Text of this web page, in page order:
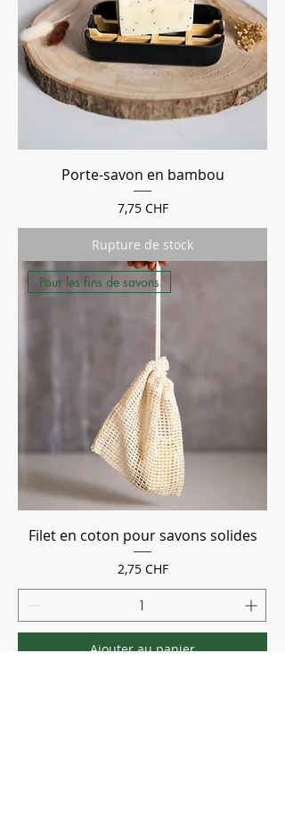
Porte-savon en bambou
Prix
7,75 CHF
Rupture de stock
Pour les fins de savons
Filet en coton pour savons solides
Prix
2,75 CHF
Ajouter au panier